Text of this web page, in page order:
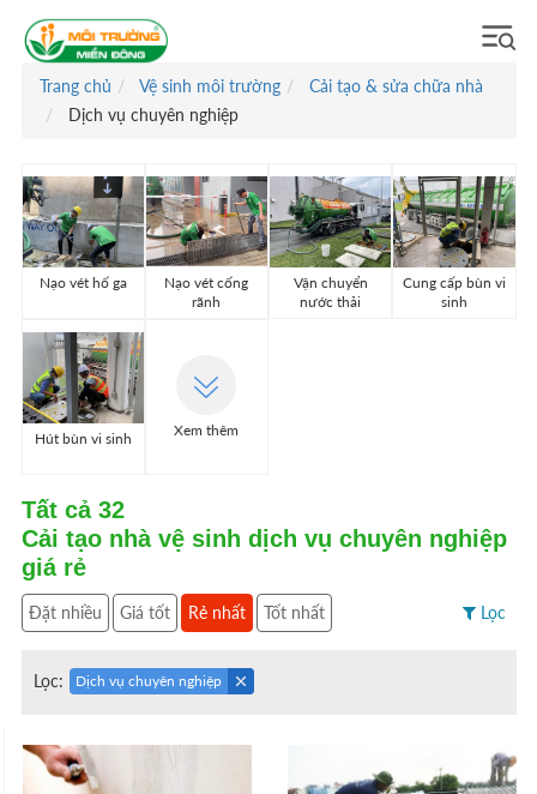
Trang chủ Vệ sinh môi trường
Cải tạo & sửa chữa nhà
Dịch vụ chuyên nghiệp
Nạo vét hố ga
Nạo vét cống
rãnh
Vận chuyển
nước thải
Cung cấp bùn vi
sinh
Hút bùn vi sinh Xem thêm
Tất cả 32
Cải tạo nhà vệ sinh dịch vụ chuyên nghiệp
giá rẻ
Đặt nhiều Giá tốt Rẻ nhất Tốt nhất Lọc
Lọc: Dịch vụ chuyên nghiệp